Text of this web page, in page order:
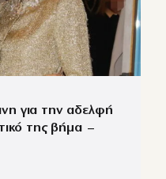
για την αδελφή
της βήμα –